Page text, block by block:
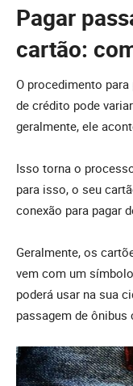
Pagar
cartão:
O procedimento
de crédito pode
geralmente, ele
Isso torna o
para isso, o seu
conexão para pagar
Geralmente, os
vem com um
poderá usar na sua
passagem de ônibus